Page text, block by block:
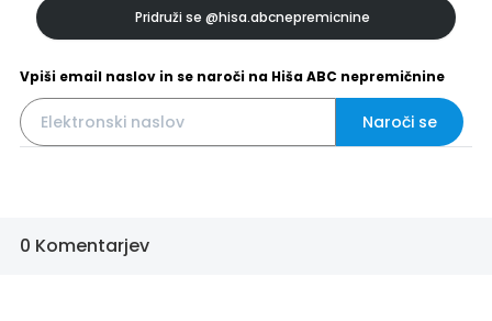
Pridruži se @hisa.abcnepremicnine
Vpiši email naslov in se naroči na Hiša ABC nepremičnine
Naroči se
0 Komentarjev